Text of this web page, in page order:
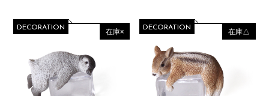
在庫×
DECORATION 在庫△
DECORATION